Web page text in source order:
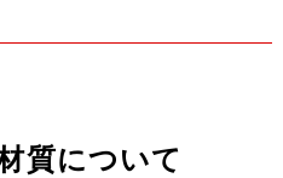
質について